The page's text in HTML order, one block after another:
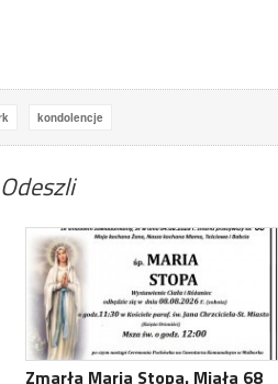
kondolencje
Odeszli
Zmarła Maria Stopa. Miała 68